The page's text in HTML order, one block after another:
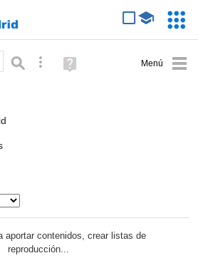
Búsqueda avanzada
Ayuda
(en
aportar contenidos, crear listas de
reproducción...